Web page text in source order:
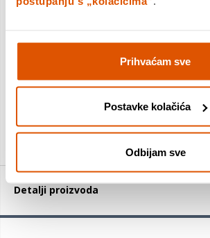
Prihvaćam sve
Postavke kolačića
Odbijam sve
DODAJTE U KOŠARICU
KUPITE ODMAH
Detalji proizvoda